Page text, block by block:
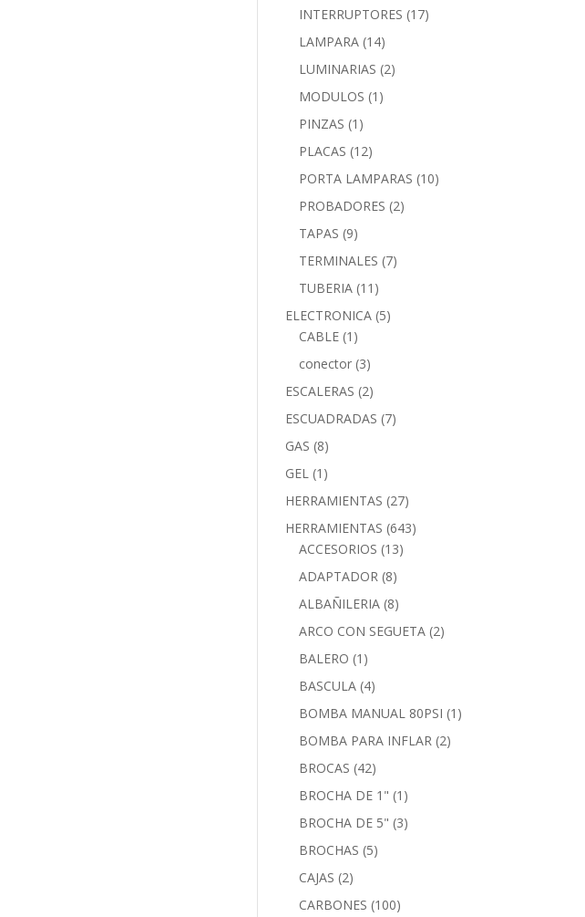
INTERRUPTORES (17)
LAMPARA (14)
LUMINARIAS (2)
MODULOS (1)
PINZAS (1)
PLACAS (12)
PORTA LAMPARAS (10)
PROBADORES (2)
TAPAS (9)
TERMINALES (7)
TUBERIA (11)
ELECTRONICA (5)
CABLE (1)
conector (3)
ESCALERAS (2)
ESCUADRADAS (7)
GAS (8)
GEL (1)
HERRAMIENTAS (27)
HERRAMIENTAS (643)
ACCESORIOS (13)
ADAPTADOR (8)
ALBAÑILERIA (8)
ARCO CON SEGUETA (2)
BALERO (1)
BASCULA (4)
BOMBA MANUAL 80PSI (1)
BOMBA PARA INFLAR (2)
BROCAS (42)
BROCHA DE 1" (1)
BROCHA DE 5" (3)
BROCHAS (5)
CAJAS (2)
CARBONES (100)